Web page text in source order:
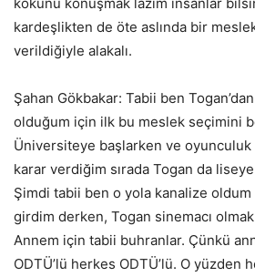
kardeşlikten de öte aslında bir meslek
verildiğiyle alakalı.
Şahan Gökbakar: Tabii ben
olduğum için ilk bu meslek seçimini
Üniversiteye başlarken ve oyunculuk
karar verdiğim sırada Togan da
Şimdi tabii ben o yola kanalize oldum
girdim derken, Togan sinemacı
Annem için tabii buhranlar. Çünkü
ODTÜ’lü herkes ODTÜ’lü. O yüzden